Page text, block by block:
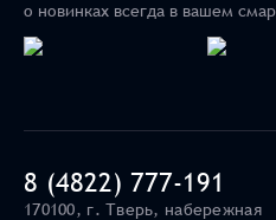
о новинках всегда в вашем
8 (4822) 777-191
170100, г. Тверь, набережная